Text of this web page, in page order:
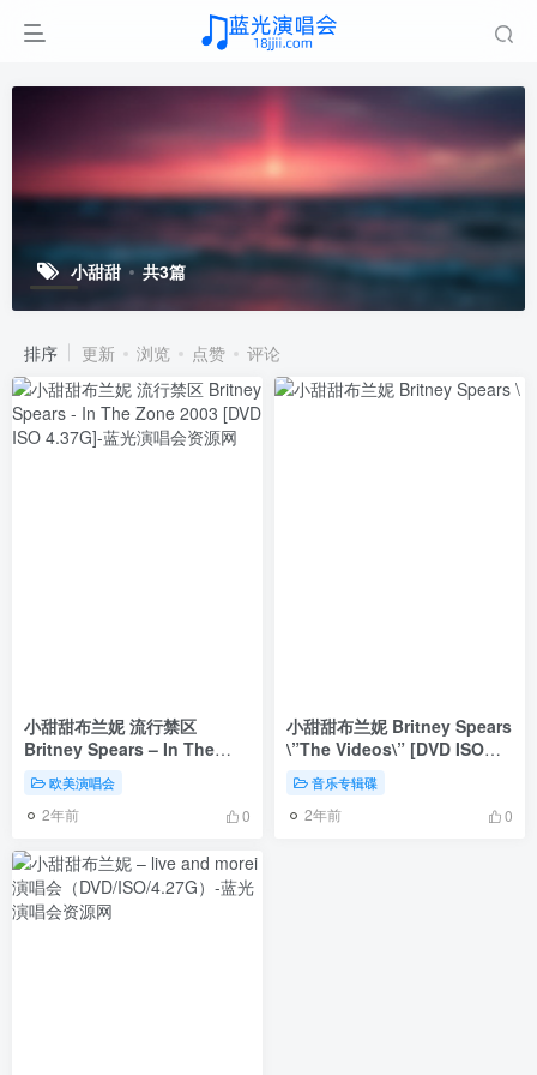
小甜甜 共3篇
排序 更新 浏览 点赞 评论
小甜甜布兰妮 流行禁区
Britney Spears – In The
Zone 2003 [DVD ISO 4.37G]
欧美演唱会
2年前 0
小甜甜布兰妮 Britney Spears
\”The Videos\” [DVD ISO
2.99G]
音乐专辑碟
2年前 0